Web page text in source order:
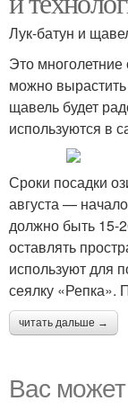
Лук-батун и
Это
можно
щавель будет
используются в
Сроки посадки
августа —
должно быть 15-
оставлять
используют для
сеялку «Репка».
читать дальше →
Вас